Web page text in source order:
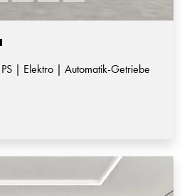
| Elektro | Automatik-Getriebe